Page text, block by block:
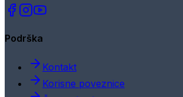
Podrška
Kontakt
Korisne poveznice